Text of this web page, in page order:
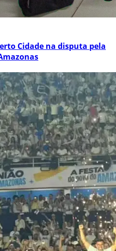
Cidade na disputa pela